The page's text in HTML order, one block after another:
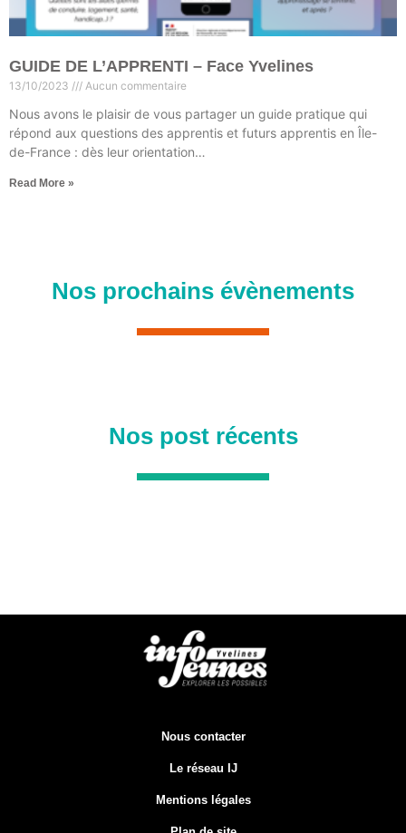
GUIDE DE L’APPRENTI – Face Yvelines
13/10/2023 Aucun commentaire
Nous avons le plaisir de vous partager un guide pratique qui
répond aux questions des apprentis et futurs apprentis en Île-
de-France : dès leur orientation…
Read More »
Nos prochains évènements
Nos post récents
Nous contacter
Le réseau IJ
Mentions légales